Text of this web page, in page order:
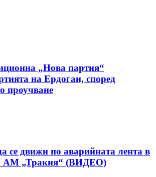
„Нова партия“
на Ердоган, според
проучване
се движи по аварийната лента в
АМ „Тракия“ (ВИДЕО)